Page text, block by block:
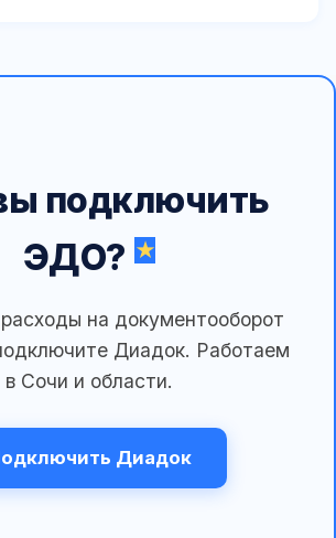
подключить
ЭДО?
на документооборот
Диадок. Работаем
в Сочи и области.
Диадок